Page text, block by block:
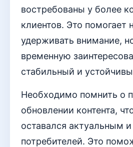
востребованы у более
клиентов. Это помогает
удерживать внимание,
временную
стабильный и
Необходимо помнить о
обновлении контента,
оставался актуальным
потребителей. Это